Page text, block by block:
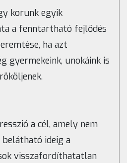
korunk egyik
a fenntartható fejlődés
ha azt
gyermekeink, unokáink is
a cél, amely nem
ideig a
visszafordíthatatlan